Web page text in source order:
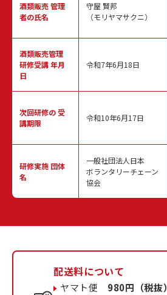
酒類販売管理
者の氏名
酒類販売管理
研修受講 年月
日
次回研修の受
講期限
研修実施 団体
名
守屋 賢邦
（モリヤマサクニ）
令和7年6月18日
令和10年6月17日
一般社団法人日本
ボランタリーチェーン
協会
配送料について
ヤマト便 980円（税抜）